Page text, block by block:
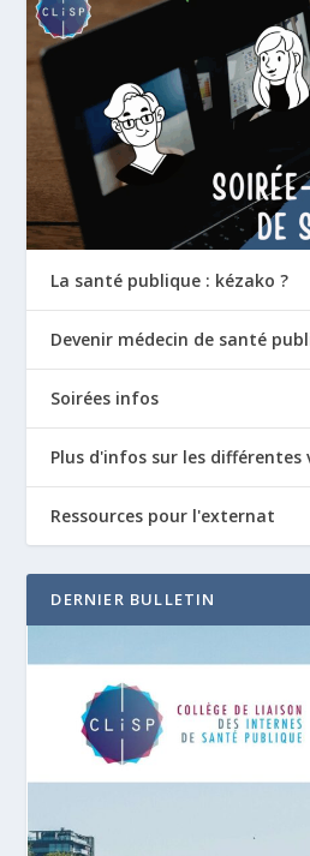
La santé publique : kézako ?
Devenir médecin de santé
Soirées infos
Plus d'infos sur les différentes
Ressources pour l'externat
DERNIER BULLETIN